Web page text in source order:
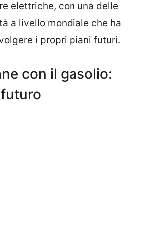
elettriche, con una delle
a livello mondiale che ha
i propri piani futuri.
con il gasolio: